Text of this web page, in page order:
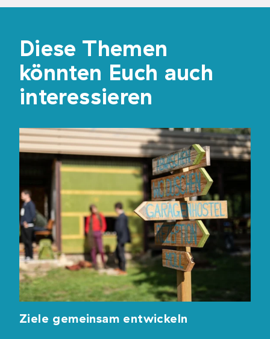
Diese Themen
könnten Euch auch
interessieren
Ziele gemeinsam entwickeln